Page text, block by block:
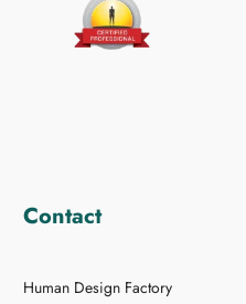
Contact
Human Design Factory